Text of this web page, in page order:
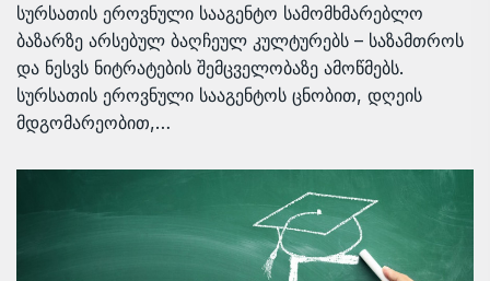
სურსათის ეროვნული სააგენტო სამომხმარებლო
ბაზარზე არსებულ ბაღჩეულ კულტურებს – საზამთროს
და ნესვს ნიტრატების შემცველობაზე ამოწმებს.
სურსათის ეროვნული სააგენტოს ცნობით, დღეის
მდგომარეობით,…